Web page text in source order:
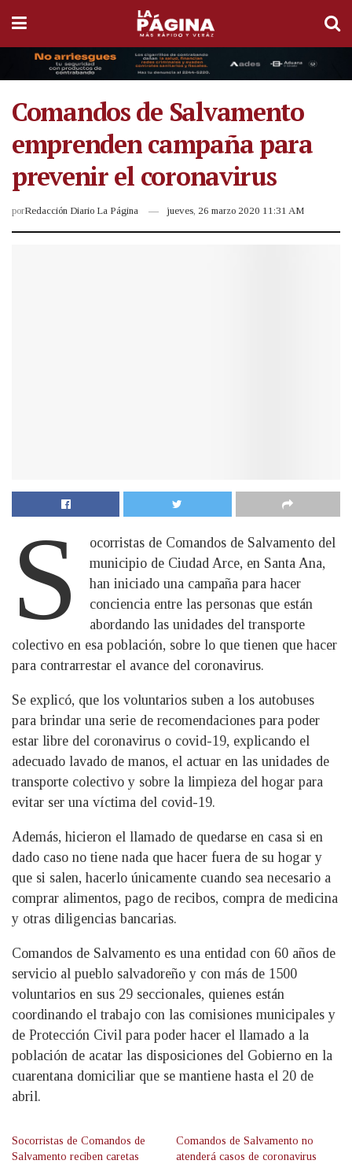
Comandos de Salvamento
emprenden campaña para
prevenir el coronavirus
porRedacción Diario La Página jueves, 26 marzo 2020 11:31 AM
S
ocorristas de Comandos de Salvamento del
municipio de Ciudad Arce, en Santa Ana,
han iniciado una campaña para hacer
conciencia entre las personas que están
abordando las unidades del transporte
colectivo en esa población, sobre lo que tienen que hacer
para contrarrestar el avance del coronavirus.
Se explicó, que los voluntarios suben a los autobuses
para brindar una serie de recomendaciones para poder
estar libre del coronavirus o covid-19, explicando el
adecuado lavado de manos, el actuar en las unidades de
transporte colectivo y sobre la limpieza del hogar para
evitar ser una víctima del covid-19.
Además, hicieron el llamado de quedarse en casa si en
dado caso no tiene nada que hacer fuera de su hogar y
que si salen, hacerlo únicamente cuando sea necesario a
comprar alimentos, pago de recibos, compra de medicina
y otras diligencias bancarias.
Comandos de Salvamento es una entidad con 60 años de
servicio al pueblo salvadoreño y con más de 1500
voluntarios en sus 29 seccionales, quienes están
coordinando el trabajo con las comisiones municipales y
de Protección Civil para poder hacer el llamado a la
población de acatar las disposiciones del Gobierno en la
cuarentana domiciliar que se mantiene hasta el 20 de
abril.
Socorristas de Comandos de
Salvamento reciben caretas
Comandos de Salvamento no
atenderá casos de coronavirus